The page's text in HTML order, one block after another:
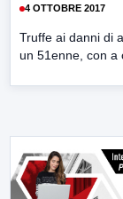
4 OTTOBRE 2017
Truffe ai danni di
un 51enne, con a